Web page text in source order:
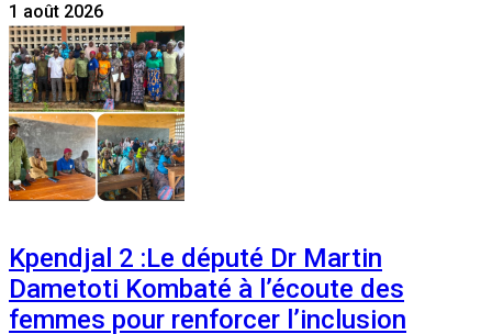
1 août 2026
Kpendjal 2 :Le député Dr Martin
Dametoti Kombaté à l’écoute des
femmes pour renforcer l’inclusion